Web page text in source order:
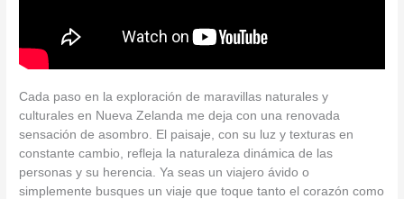
Cada paso en la exploración de maravillas naturales y
culturales en Nueva Zelanda me deja con una renovada
sensación de asombro. El paisaje, con su luz y texturas en
constante cambio, refleja la naturaleza dinámica de las
personas y su herencia. Ya seas un viajero ávido o
simplemente busques un viaje que toque tanto el corazón como